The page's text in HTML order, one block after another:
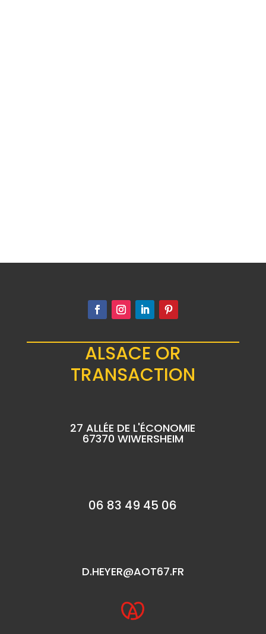
ALSACE OR
TRANSACTION
27 ALLÉE DE L'ÉCONOMIE
67370 WIWERSHEIM
06 83 49 45 06
D.HEYER@AOT67.FR